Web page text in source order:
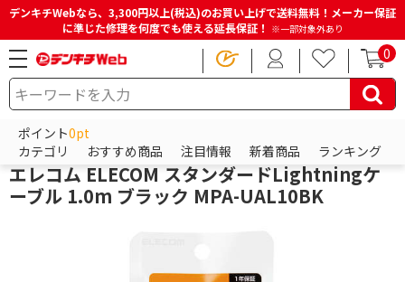
デンキチWebなら、3,300円以上(税込)のお買い上げで送料無料！メーカー保証
に準じた修理を何度でも使える延長保証！ ※一部対象外あり
0
ポイント0pt
カテゴリ
おすすめ商品 注目情報 新着商品 ランキング
HOME 商品一覧ページ スマホアクセサリー
エレコム
エレコム ELECOM スタンダードLightningケ
ーブル 1.0m ブラック MPA-UAL10BK